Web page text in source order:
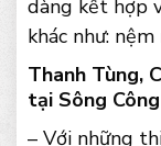
dàng kết hợp
khác như:
Thanh Tùng,
tại Sông
– Với những